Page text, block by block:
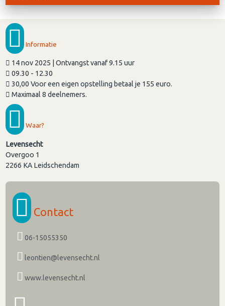
Informatie
14 nov 2025 | Ontvangst vanaf 9.15 uur
09.30 - 12.30
30,00 Voor een eigen opstelling betaal je 155 euro.
Maximaal 8 deelnemers.
Waar?
Levensecht
Overgoo 1
2266 KA Leidschendam
Contact
06-15055350
leontien@levensecht.nl
www.levensecht.nl